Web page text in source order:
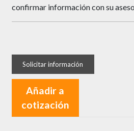
confirmar información con su
Añadir a
cotización